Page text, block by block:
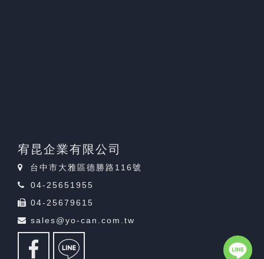
宥昆企業有限公司
台中市大雅區德勝路116號
04-25651955
04-25679615
sales@yo-can.com.tw